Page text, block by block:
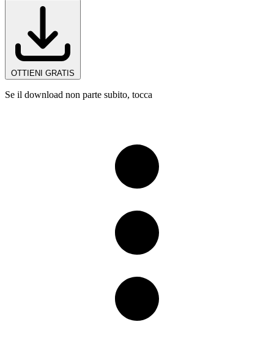
OTTIENI GRATIS
Se il download non parte subito, tocca